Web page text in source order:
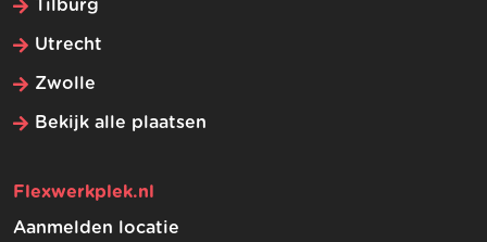
Flexwerkplek.nl
Aanmelden locatie
Tilburg
Utrecht
Zwolle
Bekijk alle plaatsen